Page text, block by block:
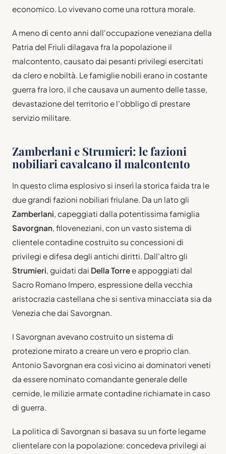
economico. Lo vivevano come una rottura morale.
A meno di cento anni dall'occupazione veneziana della
Patria del Friuli dilagava fra la popolazione il
malcontento, causato dai pesanti privilegi esercitati
da clero e nobiltà. Le famiglie nobili erano in costante
guerra fra loro, il che causava un aumento delle tasse,
devastazione del territorio e l'obbligo di prestare
servizio militare.
Zamberlani e Strumieri: le fazioni
nobiliari cavalcano il malcontento
In questo clima esplosivo si inserì la storica faida tra le
due grandi fazioni nobiliari friulane. Da un lato gli
Zamberlani, capeggiati dalla potentissima famiglia
Savorgnan, filoveneziani, con un vasto sistema di
clientele contadine costruito su concessioni di
privilegi e difesa degli antichi diritti. Dall'altro gli
Strumieri, guidati dai Della Torree appoggiati dal
Sacro Romano Impero, espressione della vecchia
aristocrazia castellana che si sentiva minacciata sia da
Venezia che dai Savorgnan.
I Savorgnan avevano costruito un sistema di
protezione mirato a creare un vero e proprio clan.
Antonio Savorgnan era così vicino ai dominatori veneti
da essere nominato comandante generale delle
cernide, le milizie armate contadine richiamate in caso
di guerra.
La politica di Savorgnan si basava su un forte legame
clientelare con la popolazione: concedeva privilegi ai